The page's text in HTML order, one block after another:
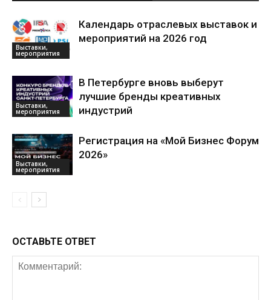
Выставки,
мероприятия
Календарь отраслевых выставок и
мероприятий на 2026 год
Выставки,
мероприятия
В Петербурге вновь выберут
лучшие бренды креативных
индустрий
Выставки,
мероприятия
Регистрация на «Мой Бизнес Форум
2026»
ОСТАВЬТЕ ОТВЕТ